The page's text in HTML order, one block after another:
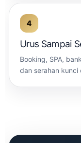
Urus Sampai
Booking, SPA,
dan serahan kunci